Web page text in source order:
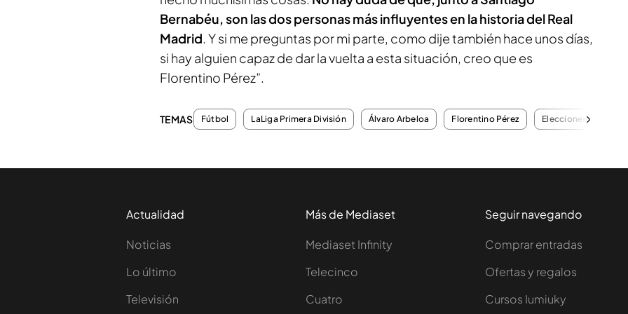
Bernabéu, son las dos personas más influyentes en la historia del Real
Madrid. Y si me preguntas por mi parte, como dije también hace unos días,
si hay alguien capaz de dar la vuelta a esta situación, creo que es
Florentino Pérez”.
TEMAS Fútbol LaLiga Primera División Álvaro Arbeloa Florentino Pérez Elecciones
Actualidad
Noticias
Lo último
Televisión
Más de Mediaset
Mediaset Infinity
Telecinco
Cuatro
Seguir navegando
Comprar entradas
Ofertas y regalos
Cursos Iumiuky